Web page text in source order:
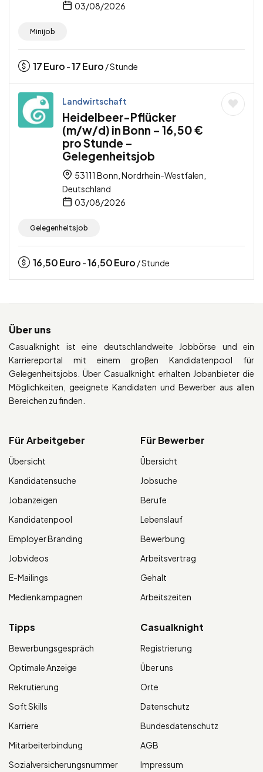
03/08/2026
Minijob
17Euro -17Euro / Stunde
Landwirtschaft
Heidelbeer-Pflücker
(m/w/d) in Bonn – 16,50 €
pro Stunde –
Gelegenheitsjob
53111 Bonn, Nordrhein-Westfalen,
Deutschland
03/08/2026
Gelegenheitsjob
16,50Euro -16,50Euro / Stunde
Über uns
Casualknight ist eine deutschlandweite Jobbörse und ein
Karriereportal mit einem großen Kandidatenpool für
Gelegenheitsjobs. Über Casualknight erhalten Jobanbieter die
Möglichkeiten, geeignete Kandidaten und Bewerber aus allen
Bereichen zu finden.
Für Arbeitgeber
Übersicht
Kandidatensuche
Jobanzeigen
Kandidatenpool
Employer Branding
Jobvideos
E-Mailings
Medienkampagnen
Für Bewerber
Übersicht
Jobsuche
Berufe
Lebenslauf
Bewerbung
Arbeitsvertrag
Gehalt
Arbeitszeiten
Tipps
Bewerbungsgespräch
Optimale Anzeige
Rekrutierung
Soft Skills
Karriere
Mitarbeiterbindung
Sozialversicherungsnummer
Casualknight
Registrierung
Über uns
Orte
Datenschutz
Bundesdatenschutz
AGB
Impressum